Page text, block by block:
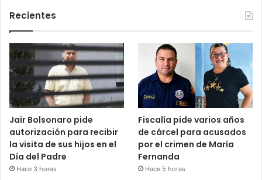
Recientes
Jair Bolsonaro pide
autorización para recibir
la visita de sus hijos en el
Día del Padre
Hace 3 horas
Fiscalía pide varios años
de cárcel para acusados
por el crimen de María
Fernanda
Hace 5 horas